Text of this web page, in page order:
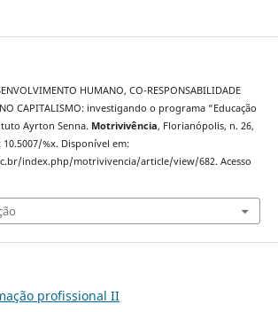
HUMANO, CO-RESPONSABILIDADE
NO CAPITALISMO: investigando o programa “Educação
Ayrton Senna. Motrivivência, Florianópolis, n. 26,
10.5007/%x. Disponível em:
index.php/motrivivencia/article/view/682. Acesso
profissional II